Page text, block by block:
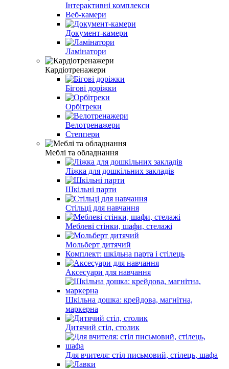
Інтерактивні комплекси
Веб-камери
Документ-камери
Ламінатори
Кардіотренажери
Бігові доріжки
Орбітреки
Велотренажери
Степпери
Меблі та обладнання
Ліжка для дошкільних закладів
Шкільні парти
Стільці для навчання
Меблеві стінки, шафи, стелажі
Мольберт дитячий
Комплект: шкільна парта і стілець
Аксесуари для навчання
Шкільна дошка: крейдова, магнітна,
маркерна
Дитячий стіл, столик
Для вчителя: стіл письмовий, стілець, шафа